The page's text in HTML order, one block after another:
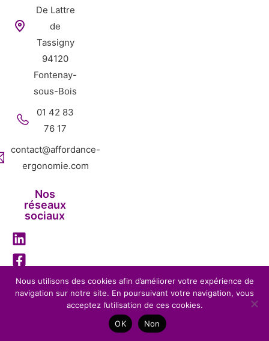
De Lattre
de
Tassigny
94120
Fontenay-
sous-Bois
01 42 83
76 17
contact@affordance-
ergonomie.com
Nos
réseaux
sociaux
Affordance Ergonomie – 2026 – Tous droits réservés-
RéalisationBENEFITS WEB
Mentions légalesPolitique de confidentialité
Nous utilisons des cookies afin d’améliorer votre expérience de
navigation sur notre site. En poursuivant votre navigation, vous
acceptez l’utilisation de ces cookies.
OK
Non